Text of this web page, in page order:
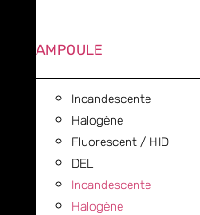
AMPOULE
Incandescente
Halogène
Fluorescent / HID
DEL
Incandescente
Halogène